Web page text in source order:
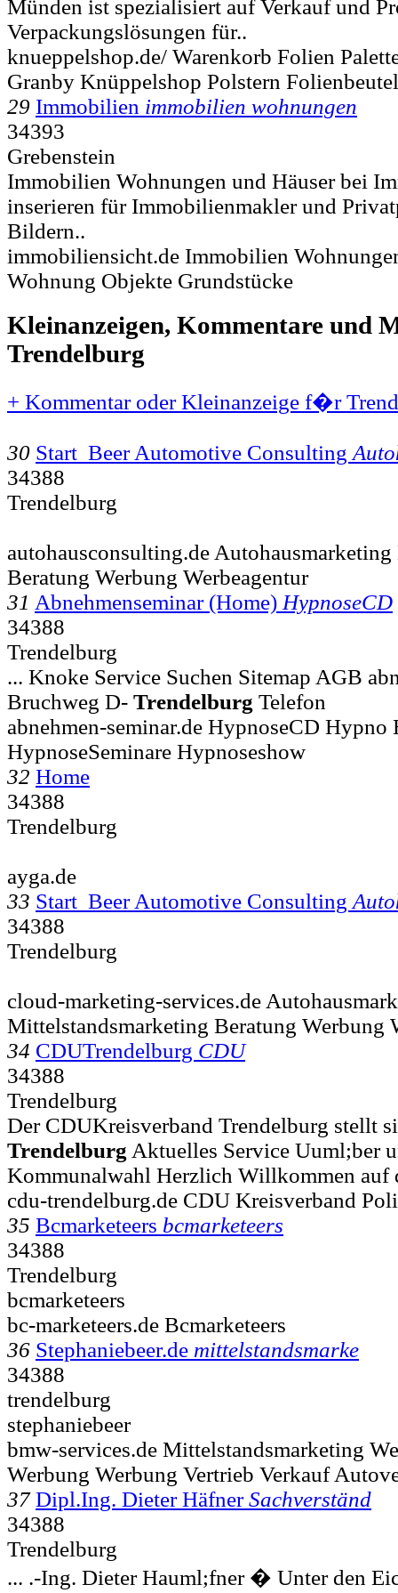
Münden ist spezialisiert auf Verkauf und
Verpackungslösungen für..
knueppelshop.de/ Warenkorb Folien
Granby Knüppelshop Polstern Folienbeutel
29 Immobilien immobilien wohnungen
34393
Grebenstein
Immobilien Wohnungen und Häuser bei
inserieren für Immobilienmakler und
Bildern..
immobiliensicht.de Immobilien
Wohnung Objekte Grundstücke
Kleinanzeigen, Kommentare und
Trendelburg
+ Kommentar oder Kleinanzeige f�r
30 Start Beer Automotive Consulting
34388
Trendelburg
autohausconsulting.de
Beratung Werbung Werbeagentur
31 Abnehmenseminar (Home) HypnoseCD
34388
Trendelburg
... Knoke Service Suchen Sitemap AGB
Bruchweg D- Trendelburg Telefon
abnehmen-seminar.de HypnoseCD
HypnoseSeminare Hypnoseshow
32 Home
34388
Trendelburg
ayga.de
33 Start Beer Automotive Consulting
34388
Trendelburg
cloud-marketing-services.de
Mittelstandsmarketing Beratung Werbung
34 CDUTrendelburg CDU
34388
Trendelburg
Der CDUKreisverband Trendelburg stellt
Trendelburg Aktuelles Service Uuml;ber
Kommunalwahl Herzlich Willkommen auf
cdu-trendelburg.de CDU Kreisverband
35 Bcmarketeers bcmarketeers
34388
Trendelburg
bcmarketeers
bc-marketeers.de Bcmarketeers
36 Stephaniebeer.de mittelstandsmarke
34388
trendelburg
stephaniebeer
bmw-services.de Mittelstandsmarketing
Werbung Werbung Vertrieb Verkauf
37 Dipl.Ing. Dieter HäfnerSachverständ
34388
Trendelburg
... .-Ing. Dieter Hauml;fner � Unter den